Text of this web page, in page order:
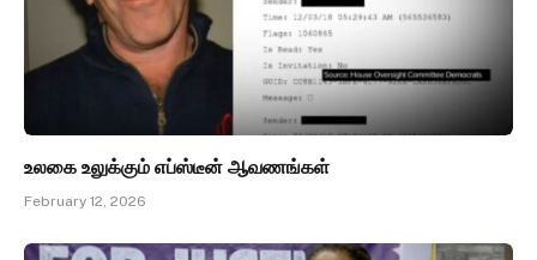
உலகை உலுக்கும் எப்ஸ்டீன் ஆவணங்கள்
February 12, 2026